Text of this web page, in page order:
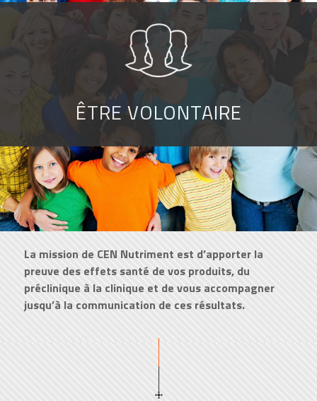
ÊTRE VOLONTAIRE
La mission de CEN Nutriment est d’apporter la
preuve des effets santé de vos produits, du
préclinique à la clinique et de vous accompagner
jusqu’à la communication de ces résultats.